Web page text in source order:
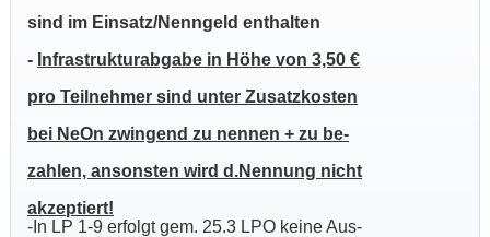
sind im Einsatz/Nenngeld enthalten
- Infrastrukturabgabe in Höhe von 3,50 €
pro Teilnehmer sind unter Zusatzkosten
bei NeOn zwingend zu nennen + zu be-
zahlen, ansonsten wird d.Nennung nicht
akzeptiert!
-In LP 1-9 erfolgt gem. 25.3 LPO keine Aus-